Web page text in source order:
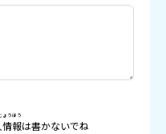
情報
ょうほう
は書かないでね